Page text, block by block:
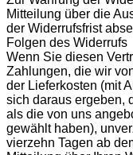
Mitteilung über die
der Widerrufsfrist
Folgen des Widerrufs
Wenn Sie diesen
Zahlungen, die wir
der Lieferkosten (mit
sich daraus ergeben,
als die von uns
gewählt haben),
vierzehn Tagen ab